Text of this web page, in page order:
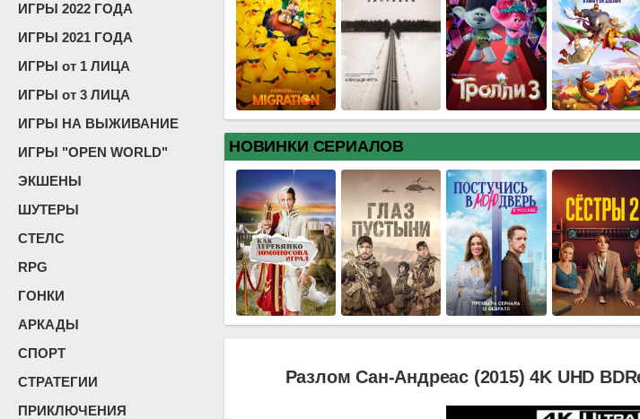
ИГРЫ 2022 ГОДА
ИГРЫ 2021 ГОДА
ИГРЫ от 1 ЛИЦА
ИГРЫ от 3 ЛИЦА
ИГРЫ НА ВЫЖИВАНИЕ
ИГРЫ "OPEN WORLD"
ЭКШЕНЫ
ШУТЕРЫ
СТЕЛС
RPG
ГОНКИ
АРКАДЫ
СПОРТ
СТРАТЕГИИ
ПРИКЛЮЧЕНИЯ
НОВИНКИ СЕРИАЛОВ
Разлом Сан-Андреас (2015) 4K UHD